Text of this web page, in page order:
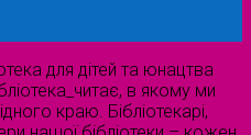
для дітей та юнацтва
в якому ми
краю. Бібліотекарі,